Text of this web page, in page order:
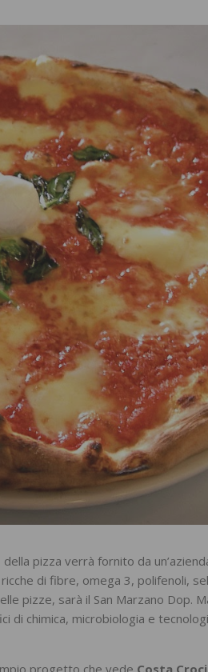
pizza verrà fornito da
di fibre, omega 3, polifenoli,
pizze, sarà il San Marzano Dop.
di chimica, microbiologia e
progetto che vede Costa